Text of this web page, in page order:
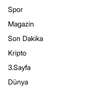
Spor
Magazin
Son Dakika
Kripto
3.Sayfa
Dünya